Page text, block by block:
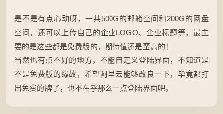
是不是有点心动呀，一共500G的邮箱空间和200G的网盘
空间，还可以上传自己的企业LOGO、企业标题等，最主
要的是这些都是免费版的，期待值还是蛮高的！
当然也有点不好的地方，不能自定义登陆界面，不知道是
不是免费版的缘故，希望阿里云能够改良一下，毕竟都打
出免费的牌了，也不在乎那么一点登陆界面吧。